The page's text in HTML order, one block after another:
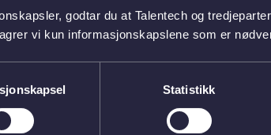
godtar du at Talentech og
vi kun informasjonskapslene som er
Statistikk